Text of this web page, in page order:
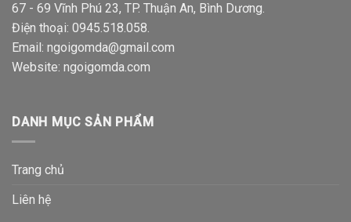
67 - 69 Vĩnh Phú 23, TP. Thuận An, Bình Dương.
Điện thoại: 0945.518.058.
Email: ngoigomda@gmail.com
Website: ngoigomda.com
DANH MỤC SẢN PHẨM
Trang chủ
Liên hệ